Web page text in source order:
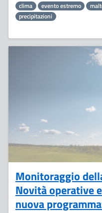
clima evento estremo
precipitazioni
Monitoraggio
Novità operative
nuova